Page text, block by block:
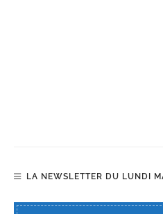
LA NEWSLETTER DU LUNDI